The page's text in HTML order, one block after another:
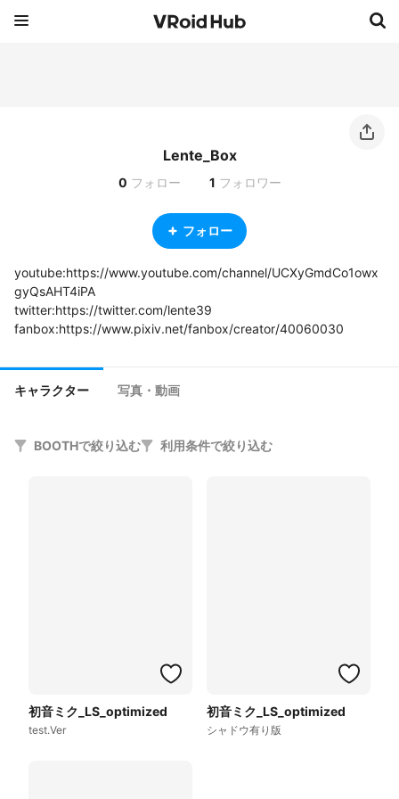
Lente_Box
0 フォロー 1 フォロワー
フォロー
youtube:https://www.youtube.com/channel/UCXyGmdCo1owx
gyQsAHT4iPA
twitter:https://twitter.com/lente39
fanbox:https://www.pixiv.net/fanbox/creator/40060030
キャラクター 写真・動画
BOOTHで絞り込む 利用条件で絞り込む
初音ミク_LS_optimized
test.Ver
初音ミク_LS_optimized
シャドウ有り版